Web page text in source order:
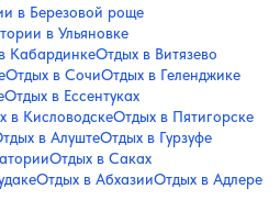
в Березовой роще
в Ульяновке
КабардинкеОтдых в Витязево
Отдых в СочиОтдых в Геленджике
Отдых в Ессентуках
в КисловодскеОтдых в Пятигорске
в АлуштеОтдых в Гурзуфе
Отдых в Саках
Отдых в АбхазииОтдых в Адлере